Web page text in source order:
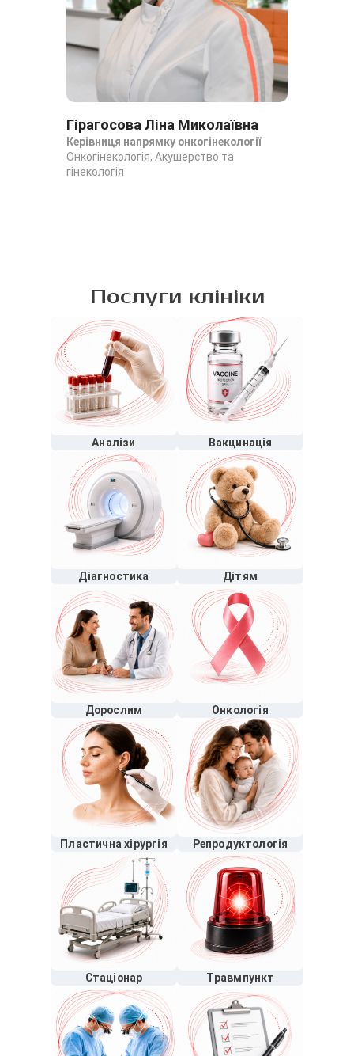
Гірагосова Ліна Миколаївна
Керівниця напрямку онкогінекології
Онкогінекологія, Акушерство та
гінекологія
Послуги клініки
Аналізи Вакцинація
Діагностика Дітям
Дорослим Онкологія
Пластична хірургія Репродуктологія
Стаціонар Травмпункт